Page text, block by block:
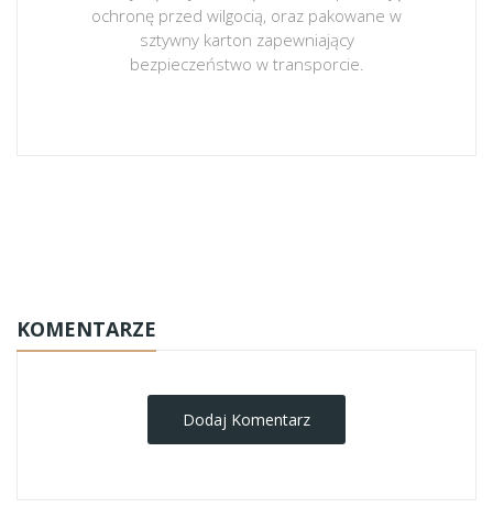
ochronę przed wilgocią, oraz pakowane w
sztywny karton zapewniający
bezpieczeństwo w transporcie.
KOMENTARZE
Dodaj Komentarz